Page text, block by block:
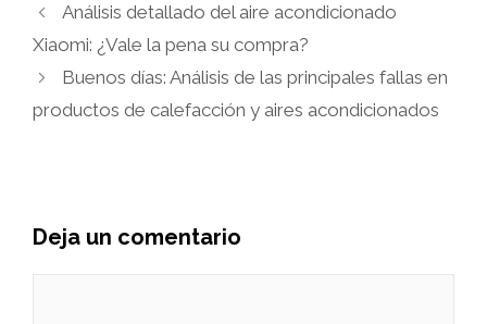
Análisis detallado del aire acondicionado
Xiaomi: ¿Vale la pena su compra?
Buenos días: Análisis de las principales fallas en
productos de calefacción y aires acondicionados
Deja un comentario